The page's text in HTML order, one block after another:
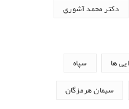
دکتر محمد آشوری
ها سپاه
سیمان هرمزگان